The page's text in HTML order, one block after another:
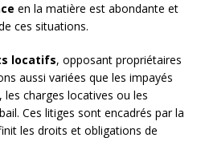
en la matière est abondante et
ces situations.
locatifs, opposant propriétaires
aussi variées que les impayés
les charges locatives ou les
Ces litiges sont encadrés par la
les droits et obligations de